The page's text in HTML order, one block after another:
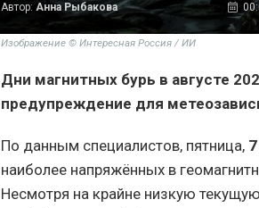
Автор: Анна Рыбакова
Изображение © Интересная Россия / ИИ
Дни магнитных бурь в августе
предупреждение для
По данным специалистов, пятница,
наиболее напряжённых в
Несмотря на крайне низкую